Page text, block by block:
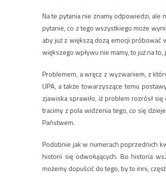
Na te pytania nie znamy odpowiedzi, ale
pytanie, co z tego wszystkiego może
aby już z większą dozą emocji próbować
większego wpływu nie mamy, to już na
Problemem, a wręcz z wyzwaniem, z
UPA, a także towarzyszące temu
zjawiska sprawiło, iż problem rozrósł
tracimy z pola widzenia tego, co się
Państwem.
Podobnie jak w numerach poprzednich
historii się odwołujących. Bo historia
możemy dopuścić do tego, by to inni,